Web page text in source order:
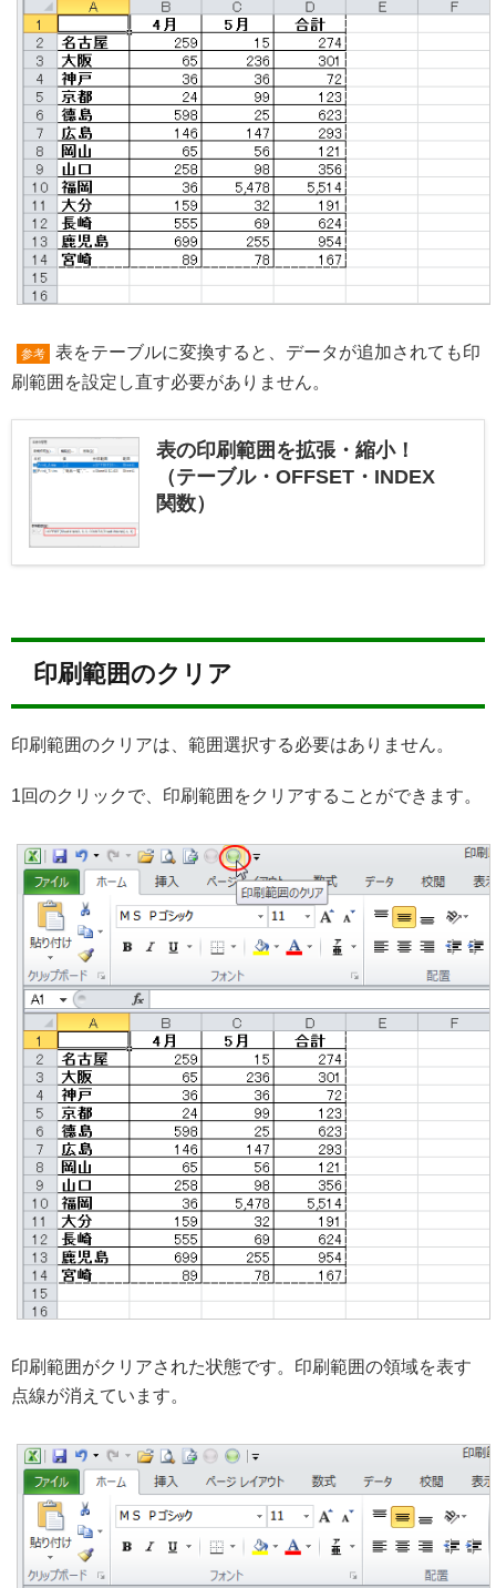
参考
表をテーブルに変換すると、データが追加されても印
刷範囲を設定し直す必要がありません。
表の印刷範囲を拡張・縮小！
（テーブル・OFFSET・INDEX
関数）
印刷範囲のクリア
印刷範囲のクリアは、範囲選択する必要はありません。
1回のクリックで、印刷範囲をクリアすることができます。
印刷範囲がクリアされた状態です。印刷範囲の領域を表す
点線が消えています。